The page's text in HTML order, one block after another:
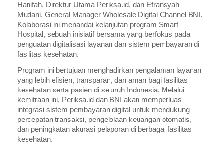
Hanifah, Direktur Utama Periksa.id, dan Efransyah
Mudani, General Manager Wholesale Digital Channel BNI.
Kolaborasi ini menandai kelanjutan program Smart
Hospital, sebuah inisiatif bersama yang berfokus pada
penguatan digitalisasi layanan dan sistem pembayaran di
fasilitas kesehatan.
Program ini bertujuan menghadirkan pengalaman layanan
yang lebih efisien, transparan, dan aman bagi fasilitas
kesehatan serta pasien di seluruh Indonesia. Melalui
kemitraan ini, Periksa.id dan BNI akan memperluas
integrasi sistem pembayaran digital untuk mendukung
percepatan transaksi, pengelolaan keuangan otomatis,
dan peningkatan akurasi pelaporan di berbagai fasilitas
kesehatan.